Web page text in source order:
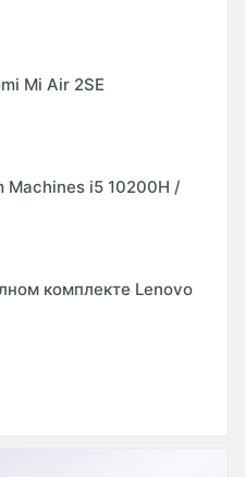
Mi Air 2SE
Machines i5 10200H /
комплекте Lenovo